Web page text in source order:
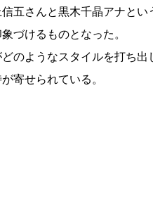
五さんと黒木千晶アナと
づけるものとなった。
のようなスタイルを打ち出
寄せられている。